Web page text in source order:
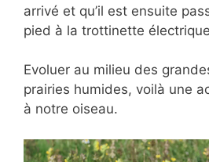
arrivé et qu’il est ensuite
pied à la trottinette
Evoluer au milieu des
prairies humides, voilà une
à notre oiseau.